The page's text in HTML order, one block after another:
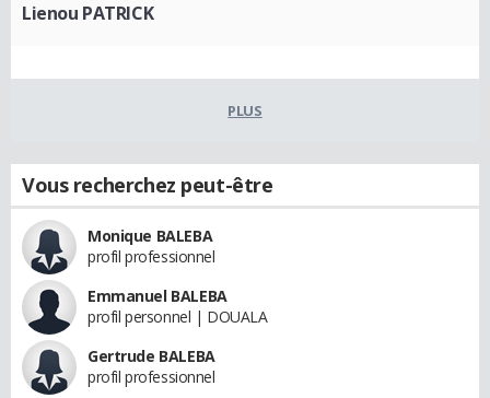
Lienou PATRICK
PLUS
Vous recherchez peut-être
Monique BALEBA
profil professionnel
Emmanuel BALEBA
profil personnel | DOUALA
Gertrude BALEBA
profil professionnel